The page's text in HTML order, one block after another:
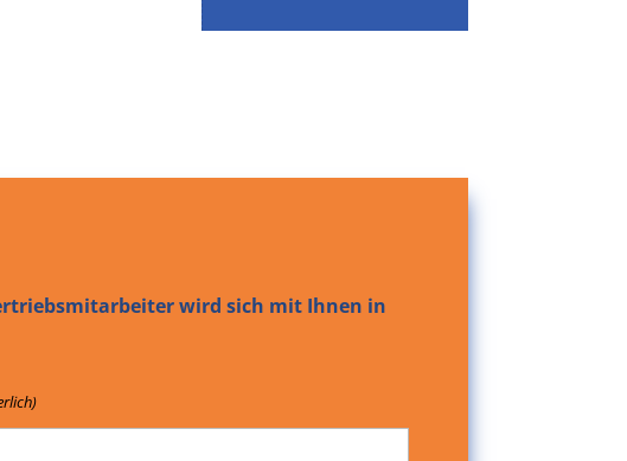
wird sich mit Ihnen in